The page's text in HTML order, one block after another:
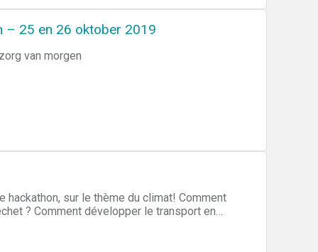
– 25 en 26 oktober 2019
van morgen
hackathon, sur le thème du climat! Comment
? Comment développer le transport en
des solutions à la problématique du climat.
prix sont à gagner.